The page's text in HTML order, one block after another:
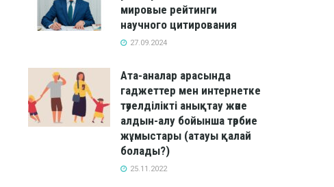
мировые рейтинги
научного цитирования
27.09.2024
Ата-аналар арасында
гаджеттер мен интернетке
тәуелділікті анықтау және
алдын-алу бойынша тәрбие
жұмыстары (атауы қалай
болады?)
25.11.2022